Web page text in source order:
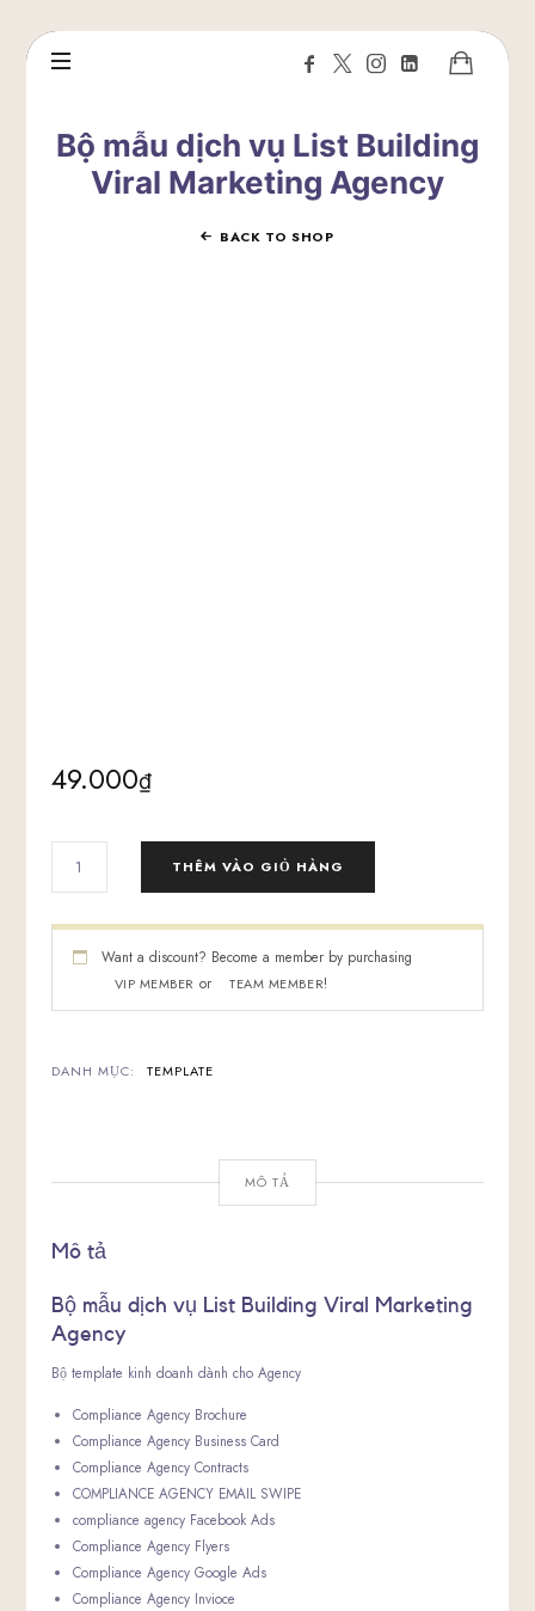
Bộ mẫu dịch vụ List Building
Viral Marketing Agency
BACK TO SHOP
49.000₫
MẪU
VỤ
LIST
SỐ
THÊM VÀO GIỎ HÀNG
Want a discount? Become a member by purchasing
VIP MEMBER or TEAM MEMBER!
DANH MỤC: TEMPLATE
MÔ TẢ
Mô tả
Bộ mẫu dịch vụ List Building Viral Marketing
Agency
Bộ template kinh doanh dành cho Agency
Compliance Agency Brochure
Compliance Agency Business Card
Compliance Agency Contracts
COMPLIANCE AGENCY EMAIL SWIPE
compliance agency Facebook Ads
Compliance Agency Flyers
Compliance Agency Google Ads
Compliance Agency Invioce